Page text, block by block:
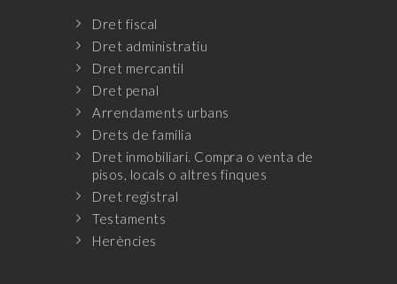
Dret fiscal
Dret administratiu
Dret mercantil
Dret penal
Arrendaments urbans
Drets de família
Dret inmobiliari. Compra o venta de
pisos, locals o altres finques
Dret registral
Testaments
Herències